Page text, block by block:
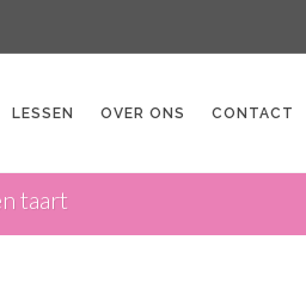
LESSEN OVER ONS CONTACT
taart